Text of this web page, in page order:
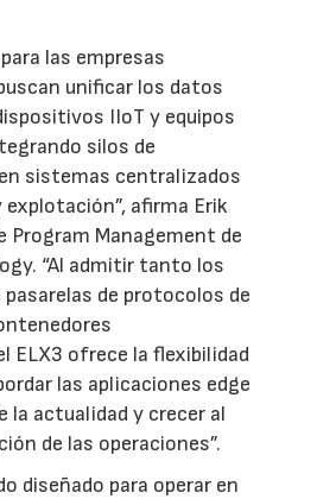
las empresas
unificar los datos
IIoT y equipos
silos de
sistemas centralizados
explotación”, afirma Erik
Program Management de
“Al admitir tanto los
de protocolos de
ELX3 ofrece la flexibilidad
las aplicaciones edge
la actualidad y crecer al
de las operaciones”.
diseñado para operar en